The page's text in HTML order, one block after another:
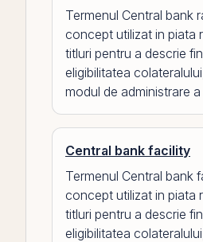
Termenul Central bank
concept utilizat in piata
titluri pentru a descrie
eligibilitatea
modul de administrare a
Central bank facility
Termenul Central bank
concept utilizat in piata
titluri pentru a descrie
eligibilitatea